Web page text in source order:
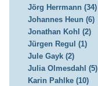
Jörg Herrmann (34)
Johannes Heun (6)
Jonathan Kohl (2)
Jürgen Regul (1)
Jule Gayk (2)
Julia Olmesdahl (5)
Karin Pahlke (10)